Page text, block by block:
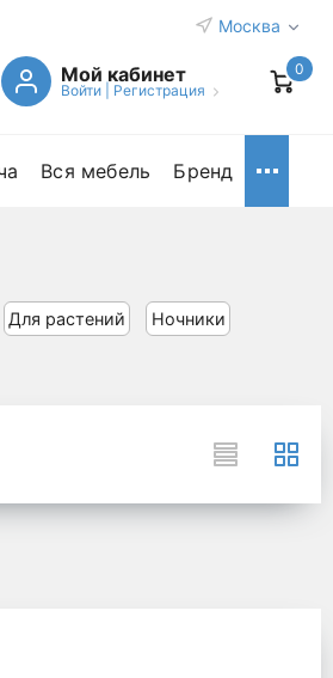
Москва
Мой кабинет
Войти| Регистрация
0
Вся мебель Бренд
Для растений Ночники